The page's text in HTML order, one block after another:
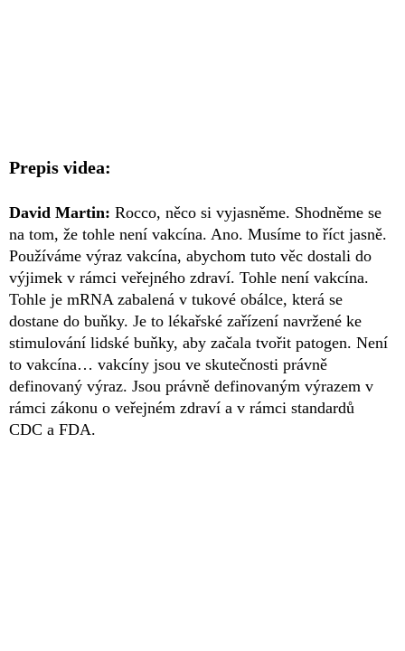
Prepis videa:
David Martin: Rocco, něco si vyjasněme. Shodněme se
na tom, že tohle není vakcína. Ano. Musíme to říct jasně.
Používáme výraz vakcína, abychom tuto věc dostali do
výjimek v rámci veřejného zdraví. Tohle není vakcína.
Tohle je mRNA zabalená v tukové obálce, která se
dostane do buňky. Je to lékařské zařízení navržené ke
stimulování lidské buňky, aby začala tvořit patogen. Není
to vakcína… vakcíny jsou ve skutečnosti právně
definovaný výraz. Jsou právně definovaným výrazem v
rámci zákonu o veřejném zdraví a v rámci standardů
CDC a FDA.